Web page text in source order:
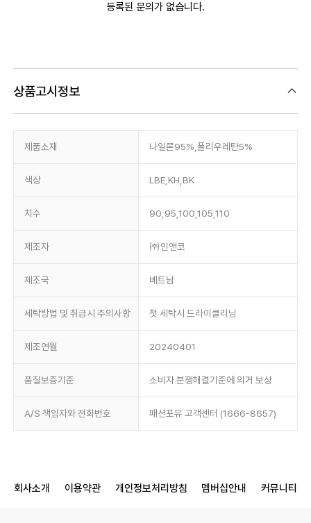
등록된 문의가 없습니다.
상품고시정보
제품소재 나일론95%,폴리우레탄5%
색상 LBE,KH,BK
치수 90,95,100,105,110
제조자 ㈜인앤코
제조국 베트남
세탁방법 및 취급시 주의사항 첫 세탁시 드라이클리닝
제조연월 20240401
품질보증기준 소비자 분쟁해결기준에 의거 보상
A/S 책임자와 전화번호 패션포유 고객센터 (1666-8657)
회사소개 이용약관 개인정보처리방침 멤버십안내 커뮤니티